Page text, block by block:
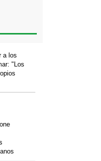
a los
"Los